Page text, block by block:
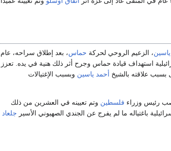
، الزعيم الروحي لحركة حماس، بعد إطلاق سراحه، عام
استهداف قيادة حماس وجرح أثر ذلك هنية في يده. تعزز
علاقته بالشيخ أحمد ياسين وبسبب الإغتيالات
رئيس وزراء فلسطين وتم تعيينه في العشرين من ذلك
باغتياله ما لم يفرج عن الجندي الصهيوني الأسير جلعاد